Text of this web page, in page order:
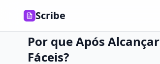
Scribe
Por que Após
Fáceis?